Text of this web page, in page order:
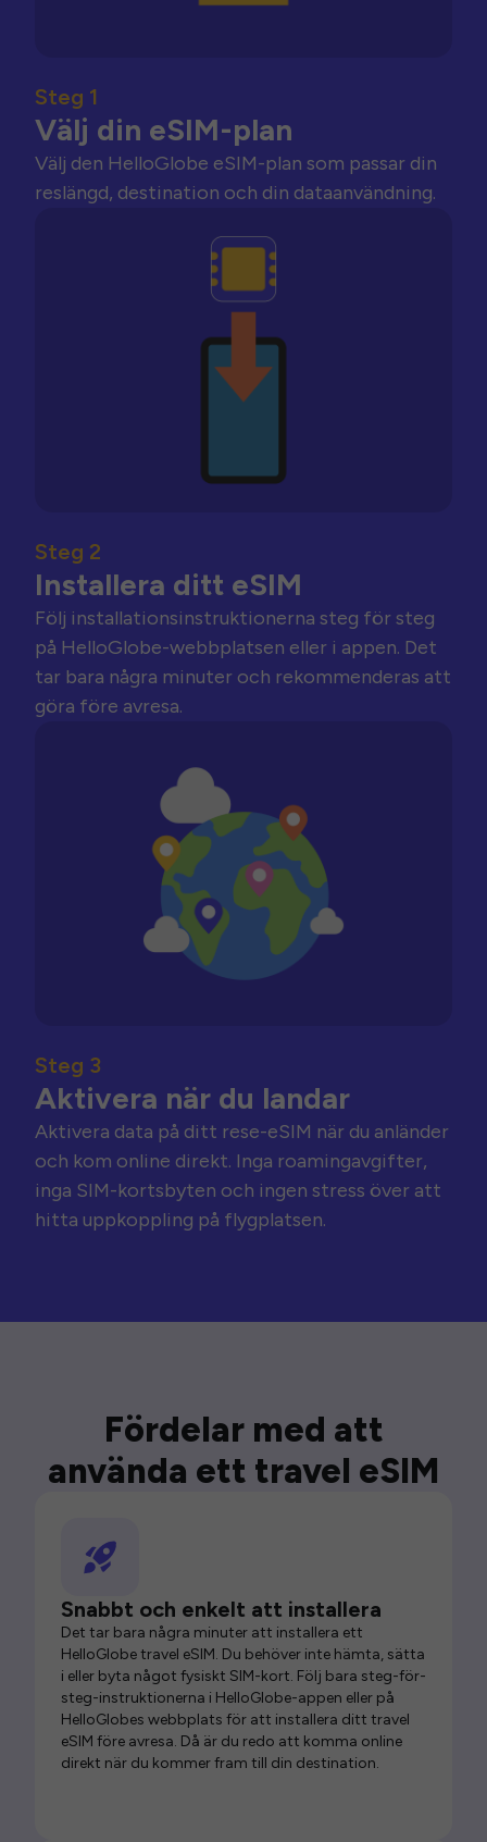
Steg 1
Välj din eSIM-plan
Välj den HelloGlobe eSIM-plan som passar din
reslängd, destination och din dataanvändning.
Steg 2
Installera ditt eSIM
Följ installationsinstruktionerna steg för steg
på HelloGlobe-webbplatsen eller i appen. Det
tar bara några minuter och rekommenderas att
göra före avresa.
Steg 3
Aktivera när du landar
Aktivera data på ditt rese-eSIM när du anländer
och kom online direkt. Inga roamingavgifter,
inga SIM-kortsbyten och ingen stress över att
hitta uppkoppling på flygplatsen.
Fördelar med att
använda ett travel eSIM
Snabbt och enkelt att installera
Det tar bara några minuter att installera ett
HelloGlobe travel eSIM. Du behöver inte hämta, sätta
i eller byta något fysiskt SIM-kort. Följ bara steg-för-
steg-instruktionerna i HelloGlobe-appen eller på
HelloGlobes webbplats för att installera ditt travel
eSIM före avresa. Då är du redo att komma online
direkt när du kommer fram till din destination.